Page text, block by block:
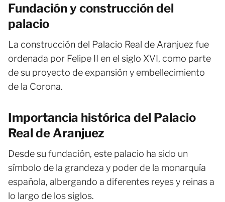
Fundación y construcción del
palacio
La construcción del Palacio Real de Aranjuez fue
ordenada por Felipe II en el siglo XVI, como parte
de su proyecto de expansión y embellecimiento
de la Corona.
Importancia histórica del Palacio
Real de Aranjuez
Desde su fundación, este palacio ha sido un
símbolo de la grandeza y poder de la monarquía
española, albergando a diferentes reyes y reinas a
lo largo de los siglos.